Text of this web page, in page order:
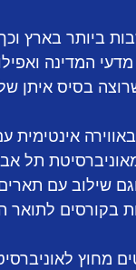
ביותר בארץ
המדינה
בסיס איתן של
אינטימית
שילוב עם
בקורסים לתואר
מחוץ